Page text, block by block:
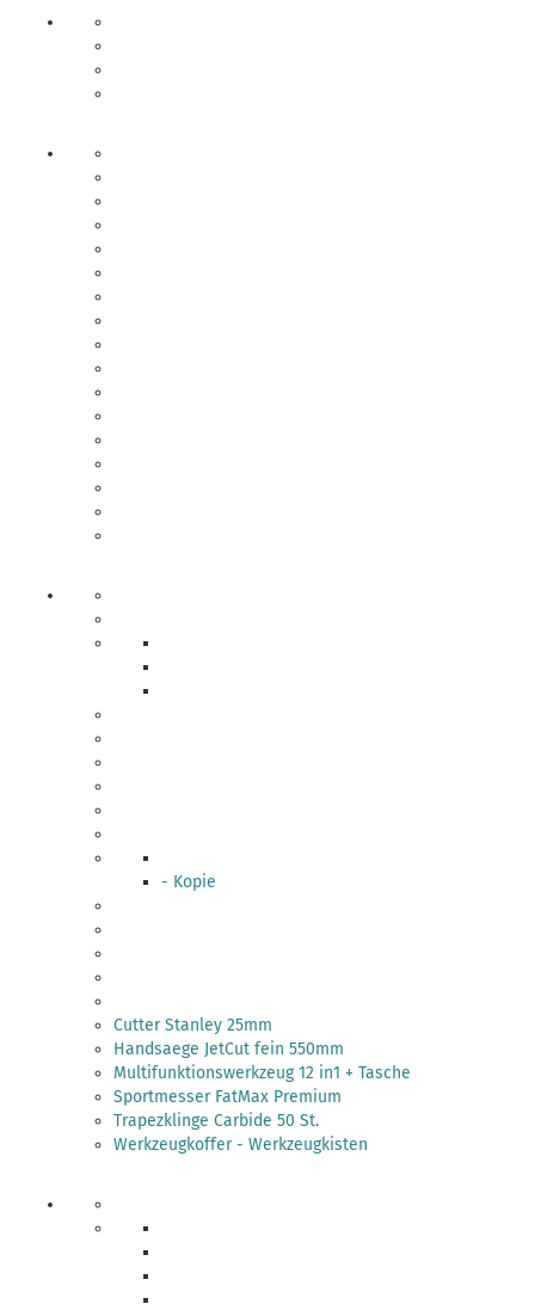
- Kopie
Cutter Stanley 25mm
Handsaege JetCut fein 550mm
Multifunktionswerkzeug 12 in1 + Tasche
Sportmesser FatMax Premium
Trapezklinge Carbide 50 St.
Werkzeugkoffer - Werkzeugkisten